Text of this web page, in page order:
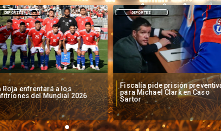
pide prisión preventiva
Michael Clark en Caso
DEPORTES
Clark increpado por hinchas
la U en Centro de Justicia
DEPORTES